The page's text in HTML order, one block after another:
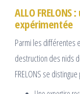
ALLO
expérimentée
Parmi les différentes
destruction des nids
FRELONS se